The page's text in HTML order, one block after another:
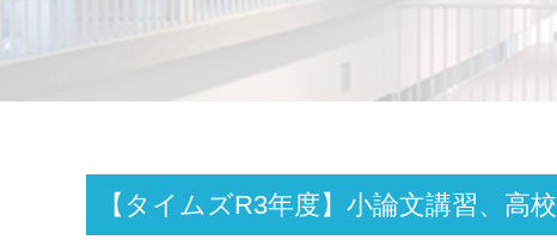
【タイムズR3年度】小論文講習、高